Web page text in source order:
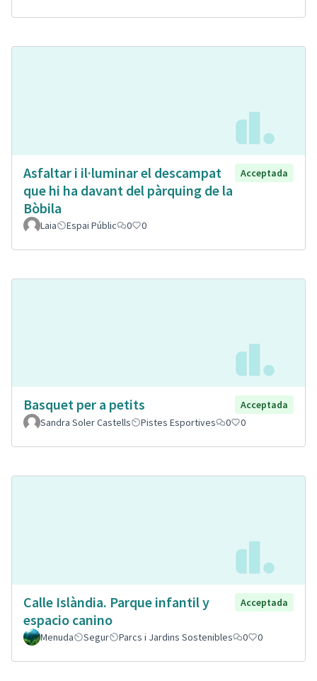
Asfaltar i il·luminar el descampat
que hi ha davant del pàrquing de la
Bòbila
Acceptada
Laia Espai Públic 0 0
Basquet per a petits
Acceptada
Sandra Soler Castells
Pistes Esportives 0 0
Calle Islàndia. Parque infantil y
espacio canino
Acceptada
Menuda Segur Parcs i Jardins Sostenibles 0 0